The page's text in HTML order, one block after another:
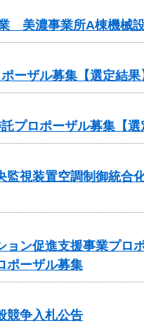
美濃事業所A棟機械
ーザル募集【選定結果
プロポーザル募集【選
監視装置空調制御統合
ョン促進支援事業プロ
ポーザル募集
競争入札公告